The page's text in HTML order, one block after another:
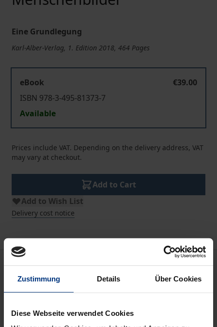
Zustimmung Details Über Cookies
Diese Webseite verwendet Cookies
Eine Grundlegung
Karl-Alber-Verlag, 1. Edition 2018, 464 Pages
eBook
€39.00
ISBN 978-3-495-81373-7
Available
Prices include VAT. Depending on the delivery address, VAT
may vary at checkout.
Add to Cart
Add to Wish List
Delivery cost notice
Description
Menschenbilder sind wichtig, darüber ist sich die
Berufung auf ein Menschenbild in vielen öffentlichen